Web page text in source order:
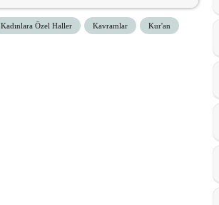
Kadınlara Özel Haller Kavramlar Kur'an